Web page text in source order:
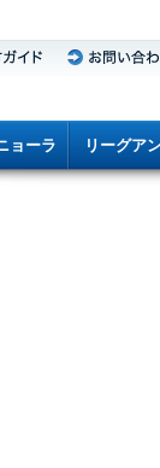
ョーラ リーグア